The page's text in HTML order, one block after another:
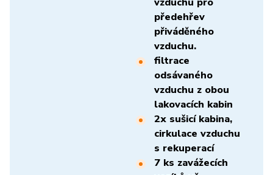
předehřev
přiváděného
vzduchu.
filtrace
odsávaného
vzduchu z obou
lakovacích kabin
2x sušicí kabina,
cirkulace vzduchu
s rekuperací
7 ks zavážecích